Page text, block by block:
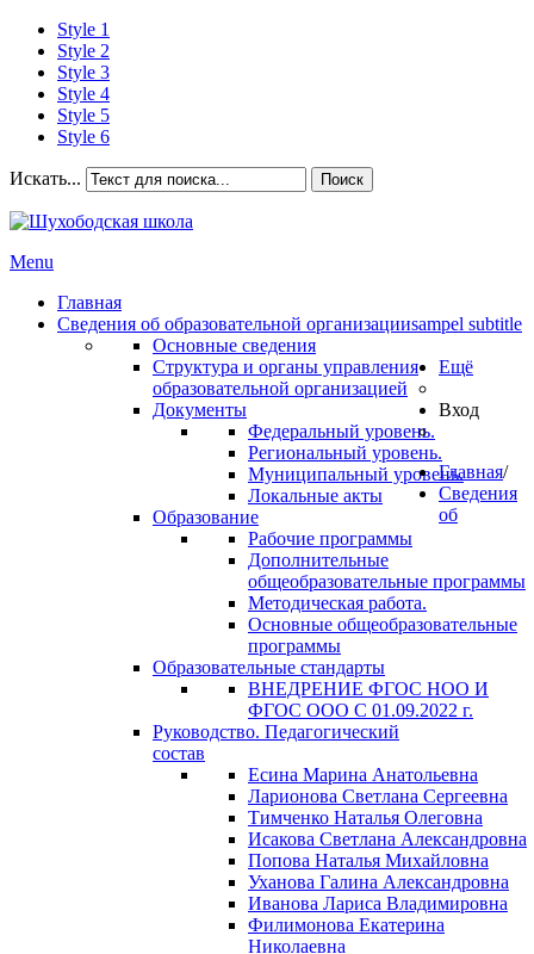
Style 1
Style 2
Style 3
Style 4
Style 5
Style 6
Искать... Поиск
Menu
Главная
Сведения об образовательной организацииsampel subtitle
Основные сведения
Структура и органы управления
образовательной организацией
Документы
Федеральный уровень.
Региональный уровень.
Муниципальный уровень.
Локальные акты
Образование
Рабочие программы
Дополнительные
общеобразовательные программы
Методическая работа.
Основные общеобразовательные
программы
Образовательные стандарты
ВНЕДРЕНИЕ ФГОС НОО И
ФГОС ООО С 01.09.2022 г.
Руководство. Педагогический
состав
Есина Марина Анатольевна
Ларионова Светлана Сергеевна
Тимченко Наталья Олеговна
Исакова Светлана Александровна
Попова Наталья Михайловна
Уханова Галина Александровна
Иванова Лариса Владимировна
Филимонова Екатерина
Николаевна
Ещё
Вход
Главная/
Сведения
об